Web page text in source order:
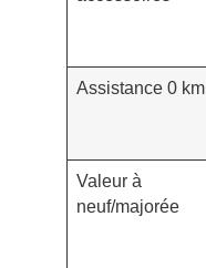
Assistance 0 km
Valeur à
neuf/majorée